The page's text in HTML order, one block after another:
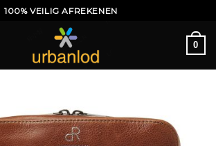
100% VEILIG AFREKENEN
0